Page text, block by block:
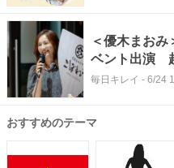
＜優木まおみ
ベント出演
可愛く
毎日キレイ - 6/24
おすすめのテーマ